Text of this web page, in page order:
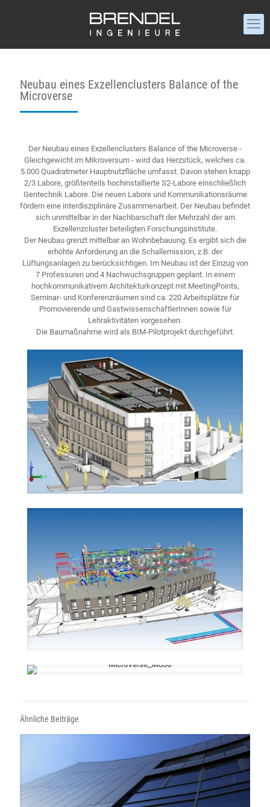
Neubau eines Exzellenclusters Balance of the
Microverse
Der Neubau eines Exzellenclusters Balance of the Microverse -
Gleichgewicht im Mikroversum - wird das Herzstück, welches ca.
5.000 Quadratmeter Hauptnutzfläche umfasst. Davon stehen knapp
2/3 Labore, größtenteils hochinstallierte S2-Labore einschließlich
Gentechnik Labore. Die neuen Labore und Kommunikationsräume
fördern eine interdisziplinäre Zusammenarbeit. Der Neubau befindet
sich unmittelbar in der Nachbarschaft der Mehrzahl der am
Exzellenzcluster beteiligten Forschungsinstitute.
Der Neubau grenzt mittelbar an Wohnbebauung. Es ergibt sich die
erhöhte Anforderung an die Schallemission, z.B. der
Lüftungsanlagen zu berücksichtigen. Im Neubau ist der Einzug von
7 Professuren und 4 Nachwuchsgruppen geplant. In einem
hochkommunikativem Architekturkonzept mit MeetingPoints,
Seminar- und Konferenzräumen sind ca. 220 Arbeitsplätze für
Promovierende und GastwissenschaftlerInnen sowie für
Lehraktivitäten vorgesehen.
Die Baumaßnahme wird als BIM-Pilotprojekt durchgeführt.
Ähnliche Beiträge